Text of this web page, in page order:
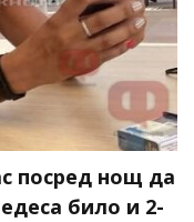
посред нощ да
било и 2-